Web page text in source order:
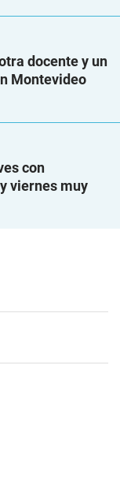
docente y un
Montevideo
con
viernes muy